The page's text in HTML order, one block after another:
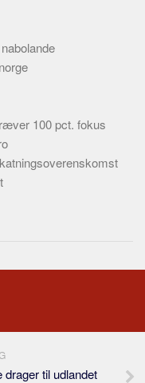
100 pct. fokus
til udlandet